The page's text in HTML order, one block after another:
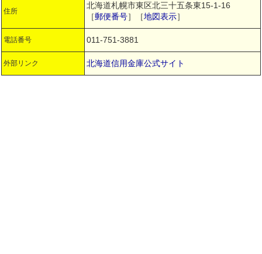
住所
北海道札幌市東区北三十五条東15-1-16
［郵便番号］［地図表示］
電話番号 011-751-3881
外部リンク 北海道信用金庫公式サイト